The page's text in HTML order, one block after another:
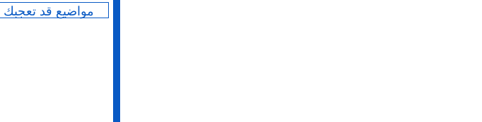
مواضيع قد تعجبك